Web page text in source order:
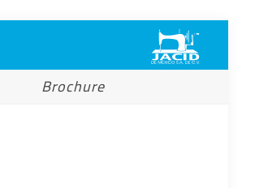
Brochure